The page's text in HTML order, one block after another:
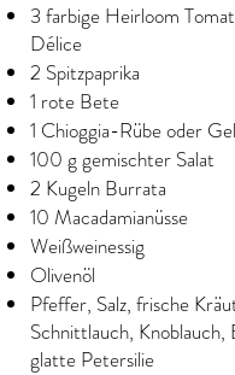
3 farbige Heirloom
Délice
2 Spitzpaprika
1 rote Bete
1 Chioggia-Rübe oder
100 g gemischter Salat
2 Kugeln Burrata
10 Macadamianüsse
Weißweinessig
Olivenöl
Pfeffer, Salz, frische
Schnittlauch, Knoblauch,
glatte Petersilie